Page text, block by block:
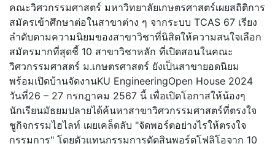
คณะวิศวกรรมศาสตร์ มหาวิทยาลัยเกษตรศาสตร์เผยสถิติการ
สมัครเข้าศึกษาต่อในสาขาต่าง ๆ จากระบบ TCAS 67 เรียง
ลำดับตามความนิยมของสาขาวิชาที่นิสิตให้ความสนใจเลือก
สมัครมากที่สุดชี้ 10 สาขาวิชาหลัก ที่เปิดสอนในคณะ
วิศวกรรมศาสตร์ ม.เกษตรศาสตร์ ยังเป็นสาขายอดนิยม
พร้อมเปิดบ้านจัดงานKU EngineeringOpen House 2024
วันที่26 – 27 กรกฎาคม 2567 นี้ เพื่อเปิดโอกาสให้น้องๆ
นักเรียนมัธยมปลายได้ค้นหาสาขาวิศวกรรมศาสตร์ที่ตรงใจ
ชูกิจกรรมไฮไลท์ เผยเคล็ดลับ "จัดพอร์ตอย่างไรให้ตรงใจ
กรรมการ" โดยตัวแทนกรรมการตัดสินพอร์ตโฟลิโอจาก 10